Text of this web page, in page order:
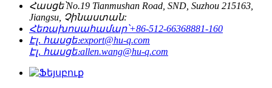
Հասցե՝No.19 Tianmushan Road, SND, Suzhou 215163,
Jiangsu, Չինաստան:
Հեռախոսահամար՝+86-512-66368881-160
Էլ․ հասցե։export@hu-q.com
Էլ․ հասցե։allen.wang@hu-q.com